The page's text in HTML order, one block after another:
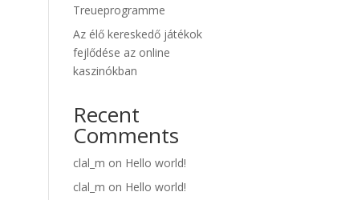
Treueprogramme
Az élő kereskedő játékok
fejlődése az online
kaszinókban
Recent
Comments
clal_m on Hello world!
clal_m on Hello world!